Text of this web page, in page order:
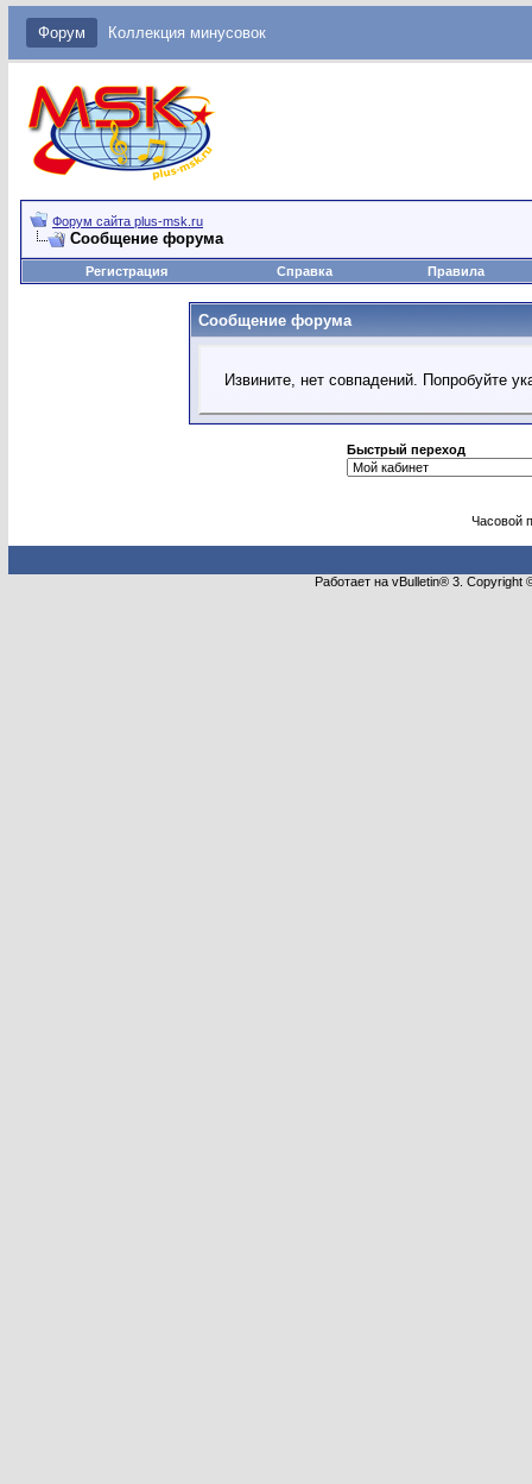
Форум Коллекция минусовок
Форум сайта plus-msk.ru
Сообщение форума
Регистрация Справка Правила
Сообщение форума
Извините, нет совпадений. Попробуйте
Быстрый переход
Часовой
Работает на vBulletin® 3.